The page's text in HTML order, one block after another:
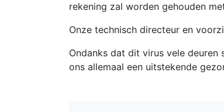
rekening zal worden gehouden
Onze technisch directeur en
Ondanks dat dit virus vele
ons allemaal een uitstekende